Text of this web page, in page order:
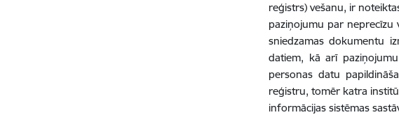
reģistrs) vešanu, ir
paziņojumu par neprecīzu
sniedzamas dokumentu
datiem, kā arī
personas datu
reģistru, tomēr katra
informācijas sistēmas